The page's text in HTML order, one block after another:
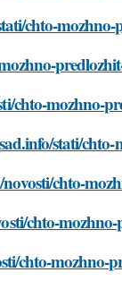
chto-
chto-mozhno-
stati/
chto-
chto-
chto-